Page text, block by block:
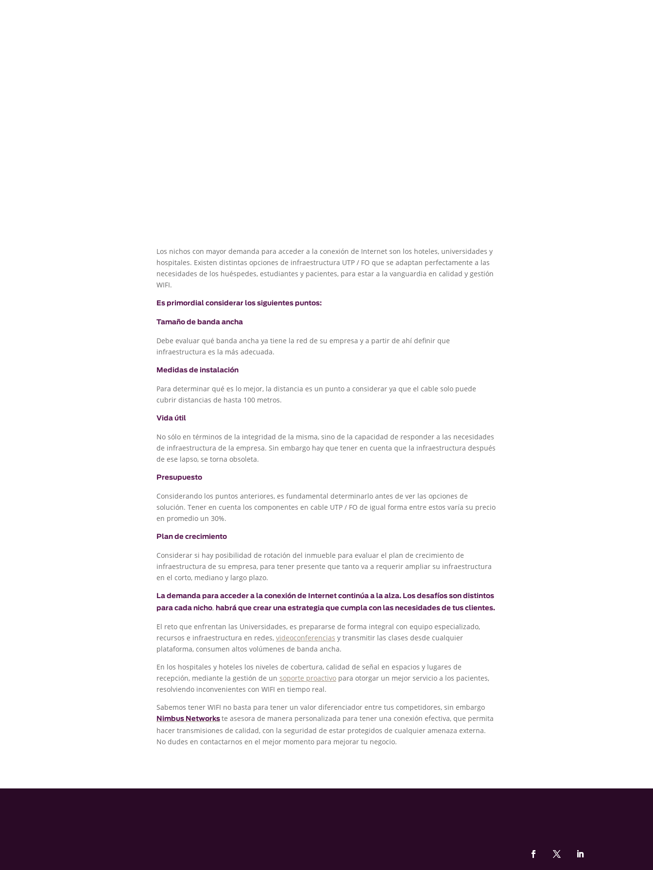
Los nichos con mayor demanda para acceder a la conexión de Internet son los hoteles, universidades y
hospitales. Existen distintas opciones de infraestructura UTP / FO que se adaptan perfectamente a las
necesidades de los huéspedes, estudiantes y pacientes, para estar a la vanguardia en calidad y gestión
WIFI.
Es primordial considerar los siguientes puntos:
Tamaño de banda ancha
Debe evaluar qué banda ancha ya tiene la red de su empresa y a partir de ahí definir que
infraestructura es la más adecuada.
Medidas de instalación
Para determinar qué es lo mejor, la distancia es un punto a considerar ya que el cable solo puede
cubrir distancias de hasta 100 metros.
Vida útil
No sólo en términos de la integridad de la misma, sino de la capacidad de responder a las necesidades
de infraestructura de la empresa. Sin embargo hay que tener en cuenta que la infraestructura después
de ese lapso, se torna obsoleta.
Presupuesto
Considerando los puntos anteriores, es fundamental determinarlo antes de ver las opciones de
solución. Tener en cuenta los componentes en cable UTP / FO de igual forma entre estos varía su precio
en promedio un 30%.
Plan de crecimiento
Considerar si hay posibilidad de rotación del inmueble para evaluar el plan de crecimiento de
infraestructura de su empresa, para tener presente que tanto va a requerir ampliar su infraestructura
en el corto, mediano y largo plazo.
La demanda para acceder a la conexión de Internet continúa a la alza. Los desafíos son distintos
para cada nicho, habrá que crear una estrategia que cumpla con las necesidades de tus clientes.
El reto que enfrentan las Universidades, es prepararse de forma integral con equipo especializado,
recursos e infraestructura en redes, videoconferencias y transmitir las clases desde cualquier
plataforma, consumen altos volúmenes de banda ancha.
En los hospitales y hoteles los niveles de cobertura, calidad de señal en espacios y lugares de
recepción, mediante la gestión de un soporte proactivo para otorgar un mejor servicio a los pacientes,
resolviendo inconvenientes con WIFI en tiempo real.
Sabemos tener WIFI no basta para tener un valor diferenciador entre tus competidores, sin embargo
Nimbus Networks te asesora de manera personalizada para tener una conexión efectiva, que permita
hacer transmisiones de calidad, con la seguridad de estar protegidos de cualquier amenaza externa.
No dudes en contactarnos en el mejor momento para mejorar tu negocio.